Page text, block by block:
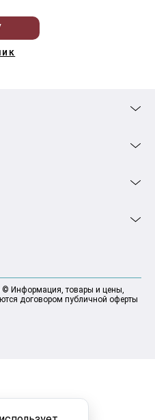
© Информация, товары и цены,
договором публичной оферты